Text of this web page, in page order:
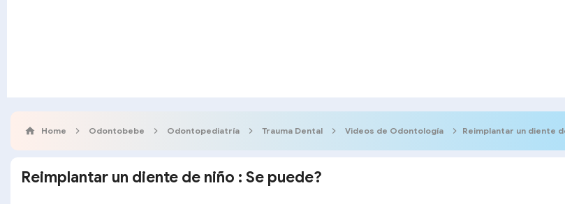
Home Odontobebe Odontopediatría Trauma Dental Videos de Odontología Reimplantar un diente de niño : Se
Reimplantar un diente de niño : Se puede?